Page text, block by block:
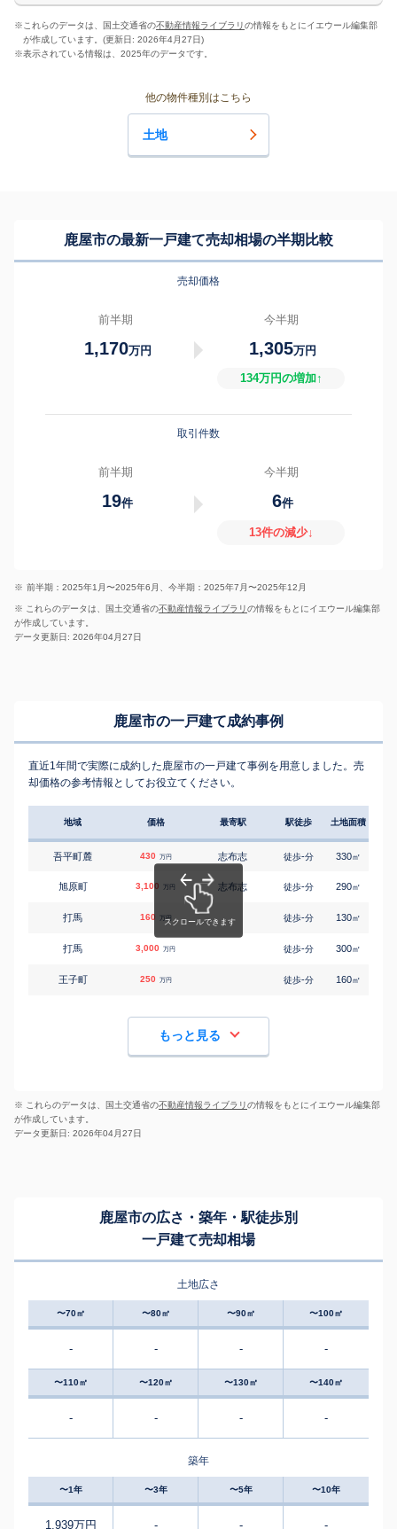
※ これらのデータは、国土交通省の不動産情報ライブラリの情報をもとにイエウール編集部
が作成しています。(更新日: 2026年4月27日)
※表示されている情報は、2025年のデータです。
他の物件種別はこちら
土地
鹿屋市の最新一戸建て売却相場の半期比較
売却価格
前半期
1,170万円
今半期
1,305万円
134万円の増加↑
取引件数
前半期
19件
今半期
6件
13件の減少↓
※ 前半期：2025年1月〜2025年6月、今半期：2025年7月〜2025年12月
※ これらのデータは、国土交通省の不動産情報ライブラリの情報をもとにイエウール編集部
が作成しています。
データ更新日: 2026年04月27日
鹿屋市の一戸建て成約事例
直近1年間で実際に成約した鹿屋市の一戸建て事例を用意しました。売
却価格の参考情報としてお役立てください。
地域 価格 最寄駅 駅徒歩 土地面積
吾平町麓 430 万円 志布志 徒歩-分 330㎡
旭原町 3,100 万円 志布志 徒歩-分 290㎡
打馬 160 万円 徒歩-分 130㎡
打馬 3,000 万円 徒歩-分 300㎡
王子町 250 万円 徒歩-分 160㎡
もっと見る
※ これらのデータは、国土交通省の不動産情報ライブラリの情報をもとにイエウール編集部
が作成しています。
データ更新日: 2026年04月27日
鹿屋市の広さ・築年・駅徒歩別
一戸建て売却相場
土地広さ
〜70㎡ 〜80㎡ 〜90㎡ 〜100㎡
- - - -
〜110㎡ 〜120㎡ 〜130㎡ 〜140㎡
- - - -
築年
〜1年 〜3年 〜5年 〜10年
1,939万円 - - -